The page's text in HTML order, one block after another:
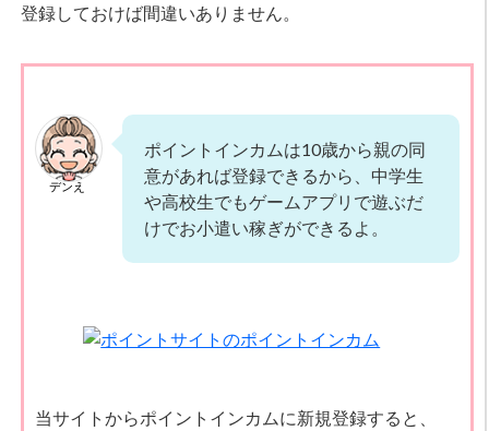
登録しておけば間違いありません。
デンえ
ポイントインカムは10歳から親の同
意があれば登録できるから、中学生
や高校生でもゲームアプリで遊ぶだ
けでお小遣い稼ぎができるよ。
当サイトからポイントインカムに新規登録すると、